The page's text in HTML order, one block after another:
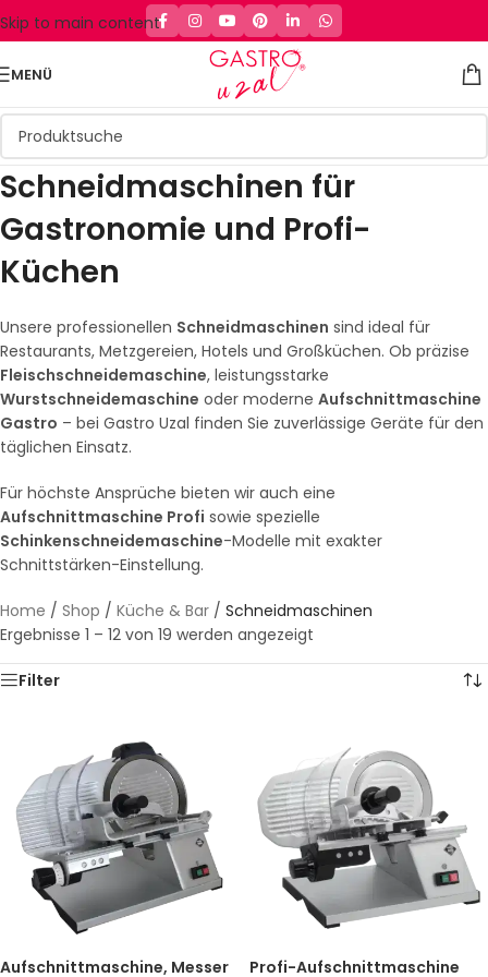
Skip to main content
MENÜ
Schneidmaschinen für
Gastronomie und Profi-
Küchen
Unsere professionellen Schneidmaschinen sind ideal für
Restaurants, Metzgereien, Hotels und Großküchen. Ob präzise
Fleischschneidemaschine, leistungsstarke
Wurstschneidemaschine oder moderne Aufschnittmaschine
Gastro – bei Gastro Uzal finden Sie zuverlässige Geräte für den
täglichen Einsatz.
Für höchste Ansprüche bieten wir auch eine
Aufschnittmaschine Profi sowie spezielle
Schinkenschneidemaschine-Modelle mit exakter
Schnittstärken-Einstellung.
Home / Shop / Küche & Bar / Schneidmaschinen
Ergebnisse 1 – 12 von 19 werden angezeigt
Filter
Aufschnittmaschine, Messer
Profi-Aufschnittmaschine